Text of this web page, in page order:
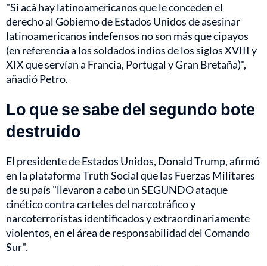
"Si acá hay latinoamericanos que le conceden el
derecho al Gobierno de Estados Unidos de asesinar
latinoamericanos indefensos no son más que cipayos
(en referencia a los soldados indios de los siglos XVIII y
XIX que servían a Francia, Portugal y Gran Bretaña)",
añadió Petro.
Lo que se sabe del segundo bote
destruido
El presidente de Estados Unidos, Donald Trump, afirmó
en la plataforma Truth Social que las Fuerzas Militares
de su país "llevaron a cabo un SEGUNDO ataque
cinético contra carteles del narcotráfico y
narcoterroristas identificados y extraordinariamente
violentos, en el área de responsabilidad del Comando
Sur".